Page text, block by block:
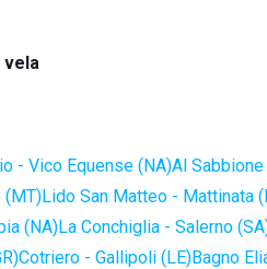
vela
- Vico Equense (NA)Al
(MT)Lido San Matteo - Mattinata
(NA)La Conchiglia - Salerno
Cotriero - Gallipoli (LE)Bagno